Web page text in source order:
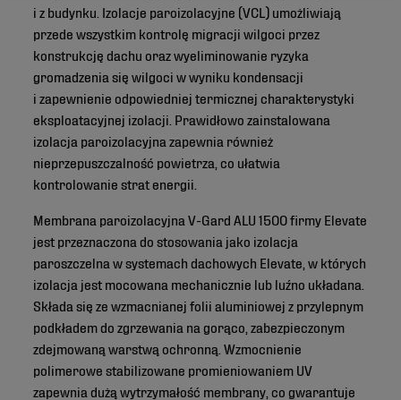
i z budynku. Izolacje paroizolacyjne (VCL) umożliwiają
przede wszystkim kontrolę migracji wilgoci przez
konstrukcję dachu oraz wyeliminowanie ryzyka
gromadzenia się wilgoci w wyniku kondensacji
i zapewnienie odpowiedniej termicznej charakterystyki
eksploatacyjnej izolacji. Prawidłowo zainstalowana
izolacja paroizolacyjna zapewnia również
nieprzepuszczalność powietrza, co ułatwia
kontrolowanie strat energii.
Membrana paroizolacyjna V-Gard ALU 1500 firmy Elevate
jest przeznaczona do stosowania jako izolacja
paroszczelna w systemach dachowych Elevate, w których
izolacja jest mocowana mechanicznie lub luźno układana.
Składa się ze wzmacnianej folii aluminiowej z przylepnym
podkładem do zgrzewania na gorąco, zabezpieczonym
zdejmowaną warstwą ochronną. Wzmocnienie
polimerowe stabilizowane promieniowaniem UV
zapewnia dużą wytrzymałość membrany, co gwarantuje